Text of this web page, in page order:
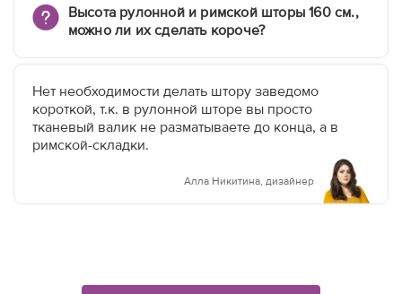
Высота рулонной и римской шторы 160 см.,
можно ли их сделать короче?
Нет необходимости делать штору заведомо
короткой, т.к. в рулонной шторе вы просто
тканевый валик не разматываете до конца, а в
римской-складки.
Алла Никитина, дизайнер